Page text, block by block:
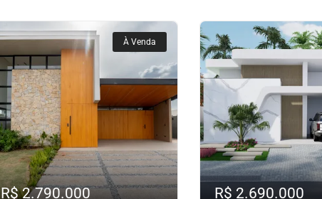
À Venda
R$ 2.790.000 R$ 2.690.000